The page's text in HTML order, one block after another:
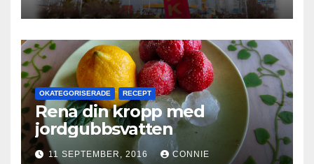
OKATEGORISERADE RECEPT
Rena din kropp med
jordgubbsvatten
11 SEPTEMBER, 2016 CONNIE